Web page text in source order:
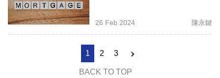
26 Feb 2024 陳永鍵
1 2 3
BACK TO TOP